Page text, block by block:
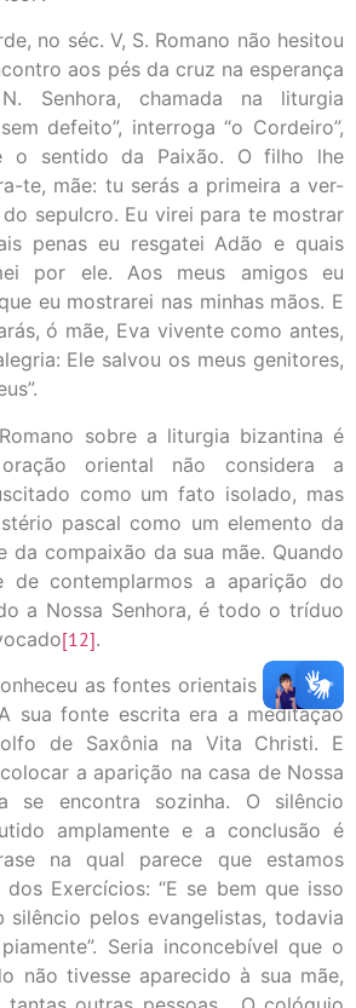
no séc. V, S. Romano não hesitou
aos pés da cruz na esperança
Senhora, chamada na liturgia
defeito”, interroga “o Cordeiro”,
o sentido da Paixão. O filho lhe
te, mãe: tu serás a primeira a ver-
sepulcro. Eu virei para te mostrar
penas eu resgatei Adão e quais
por ele. Aos meus amigos eu
eu mostrarei nas minhas mãos. E
ó mãe, Eva vivente como antes,
Ele salvou os meus genitores,
sobre a liturgia bizantina é
oriental não considera a
como um fato isolado, mas
pascal como um elemento da
da compaixão da sua mãe. Quando
de contemplarmos a aparição do
a Nossa Senhora, é todo o tríduo
[12].
as fontes orientais que hoje
sua fonte escrita era a meditação
de Saxônia na Vita Christi. E
a aparição na casa de Nossa
se encontra sozinha. O silêncio
amplamente e a conclusão é
na qual parece que estamos
Exercícios: “E se bem que isso
silêncio pelos evangelistas, todavia
Seria inconcebível que o
não tivesse aparecido à sua mãe,